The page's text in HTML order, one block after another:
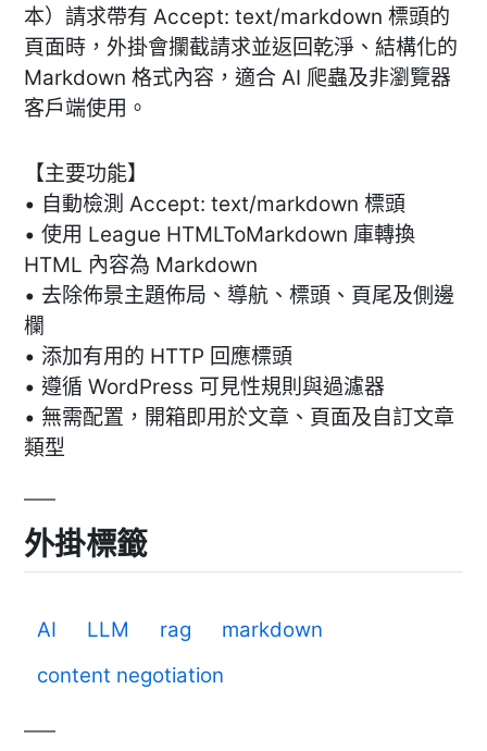
本）請求帶有 Accept: text/markdown 標頭的
頁面時，外掛會攔截請求並返回乾淨、結構化的
Markdown 格式內容，適合 AI 爬蟲及非瀏覽器
客戶端使用。
【主要功能】
• 自動檢測 Accept: text/markdown 標頭
• 使用 League HTMLToMarkdown 庫轉換
HTML 內容為 Markdown
• 去除佈景主題佈局、導航、標頭、頁尾及側邊
欄
• 添加有用的 HTTP 回應標頭
• 遵循 WordPress 可見性規則與過濾器
• 無需配置，開箱即用於文章、頁面及自訂文章
類型
外掛標籤
AI LLM rag
markdown
content negotiation